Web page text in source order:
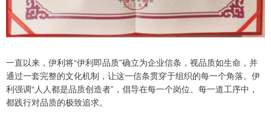
一直以来，伊利将“伊利即品质”确立为企业信条，视品质如生命，并
通过一套完整的文化机制，让这一信条贯穿于组织的每一个角落。伊
利强调“人人都是品质创造者”，倡导在每一个岗位、每一道工序中，
都践行对品质的极致追求。